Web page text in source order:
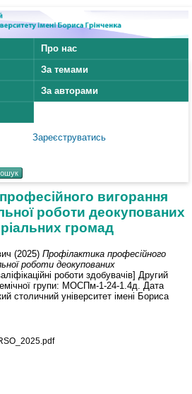
Про нас
За темами
За авторами
Зареєструватись
вигорання
роботи деокупованих
громад
(2025) Профілактика професійного
роботи деокупованих
роботи здобувачів] Другий
групи: МОСПм-1-24-1.4д. Дата
столичний університет імені Бориса